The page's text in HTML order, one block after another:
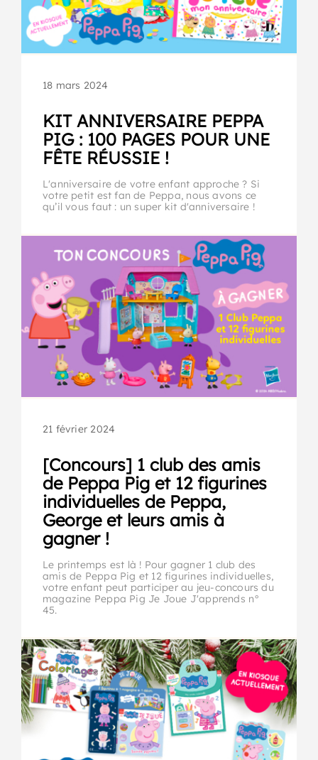
18 mars 2024
KIT ANNIVERSAIRE PEPPA
PIG : 100 PAGES POUR UNE
FÊTE RÉUSSIE !
L'anniversaire de votre enfant approche ? Si
votre petit est fan de Peppa, nous avons ce
qu’il vous faut : un super kit d'anniversaire !
21 février 2024
[Concours] 1 club des amis
de Peppa Pig et 12 figurines
individuelles de Peppa,
George et leurs amis à
gagner !
Le printemps est là ! Pour gagner 1 club des
amis de Peppa Pig et 12 figurines individuelles,
votre enfant peut participer au jeu-concours du
magazine Peppa Pig Je Joue J'apprends n°
45.